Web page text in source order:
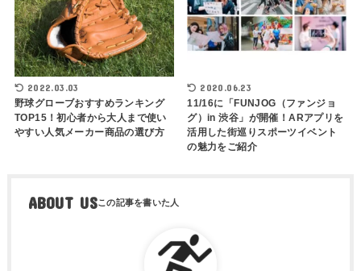
2022.03.03
野球グローブおすすめランキング
TOP15！初心者から大人まで使い
やすい人気メーカー商品の選び方
2020.06.23
11/16に「FUNJOG（ファンジョ
グ）in 渋谷」が開催！ARアプリを
活用した街巡りスポーツイベント
の魅力をご紹介
ABOUT US